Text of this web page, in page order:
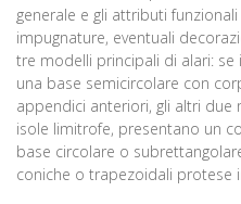
generale e gli attributi
impugnature, eventuali
tre modelli principali di alari:
una base semicircolare con
appendici anteriori, gli altri due
isole limitrofe, presentano un
base circolare o
coniche o trapezoidali protese